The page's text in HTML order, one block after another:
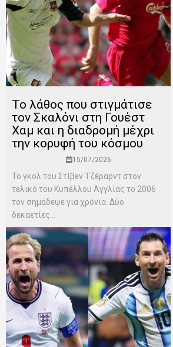
Το λάθος που στιγμάτισε
τον Σκαλόνι στη Γουέστ
Χαμ και η διαδρομή μέχρι
την κορυφή του κόσμου
15/07/2026
Το γκολ του Στίβεν Τζέραρντ στον
τελικό του Κυπέλλου Αγγλίας το 2006
τον σημάδεψε για χρόνια. Δύο
δεκαετίες...